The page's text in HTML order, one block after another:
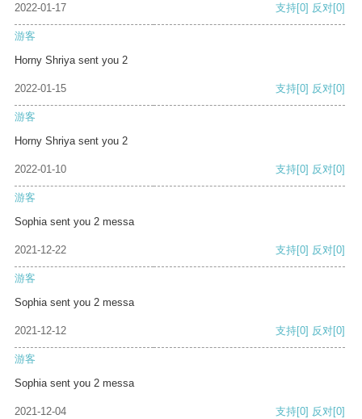
2022-01-17 支持[0] 反对[0]
游客
Horny Shriya sent you 2
2022-01-15 支持[0] 反对[0]
游客
Horny Shriya sent you 2
2022-01-10 支持[0] 反对[0]
游客
Sophia sent you 2 messa
2021-12-22 支持[0] 反对[0]
游客
Sophia sent you 2 messa
2021-12-12 支持[0] 反对[0]
游客
Sophia sent you 2 messa
2021-12-04 支持[0] 反对[0]